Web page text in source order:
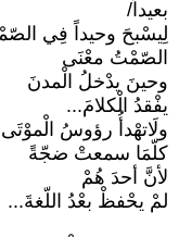
بعيداً/
لِيسْبحَ وحيداً فِي
الصّمْتُ معْنَى
وحينَ يدْخلُ الْمدنَ
يفْقدُ الْكلامَ...
ولَاتهْدأُ رؤوسُ الْموْتَى
كلّمَا سمعتْ ضجّةً
لأنَّ أحدَ هُمْ
لمْ يحْفظْ بعْدُ اللّغةَ...